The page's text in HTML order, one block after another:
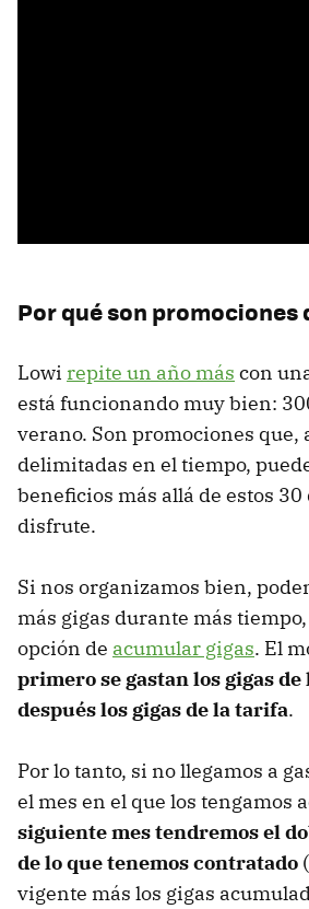
Por qué son promociones
Lowi repite un año más con
está funcionando muy bien:
verano. Son promociones que,
delimitadas en el tiempo,
beneficios más allá de estos 30
disfrute.
Si nos organizamos bien,
más gigas durante más
opción de acumular gigas. El
primero se gastan los gigas
después los gigas de la tarifa.
Por lo tanto, si no llegamos a
el mes en el que los tengamos
siguiente mes tendremos el
de lo que tenemos contratado
vigente más los gigas